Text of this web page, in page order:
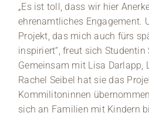
„Es ist toll, dass wir hier
ehrenamtliches Engagement.
Projekt, das mich auch fürs
inspiriert“, freut sich Studentin
Gemeinsam mit Lisa Darlapp,
Rachel Seibel hat sie das
Kommilitoninnen
sich an Familien mit Kindern